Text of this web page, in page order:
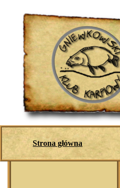
Strona główna